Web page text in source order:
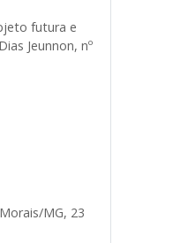
futura e
Jeunnon, nº
MG, 23